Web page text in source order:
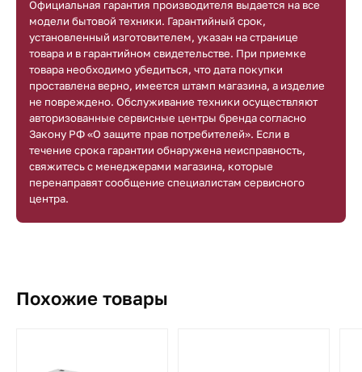
Официальная гарантия производителя выдается на все
модели бытовой техники. Гарантийный срок,
установленный изготовителем, указан на странице
товара и в гарантийном свидетельстве. При приемке
товара необходимо убедиться, что дата покупки
проставлена верно, имеется штамп магазина, а изделие
не повреждено. Обслуживание техники осуществляют
авторизованные сервисные центры бренда согласно
Закону РФ «О защите прав потребителей». Если в
течение срока гарантии обнаружена неисправность,
свяжитесь с менеджерами магазина, которые
перенаправят сообщение специалистам сервисного
центра.
Похожие товары